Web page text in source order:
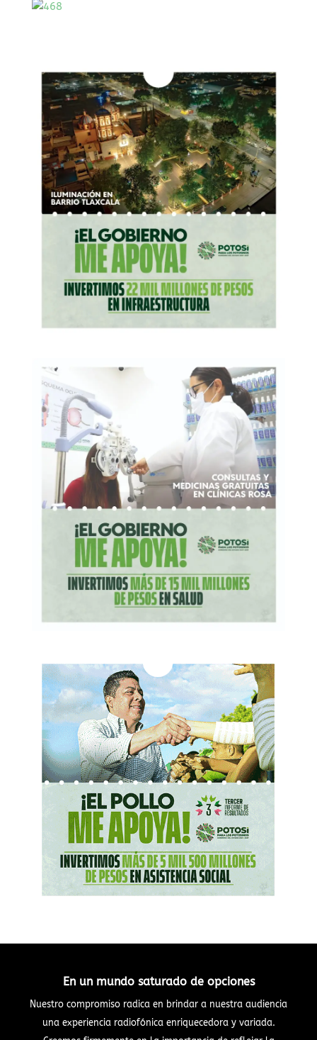
En un mundo saturado de opciones
Nuestro compromiso radica en brindar a nuestra audiencia
una experiencia radiofónica enriquecedora y variada.